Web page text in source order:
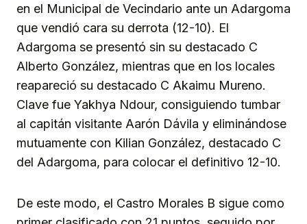
en el Municipal de Vecindario ante un Adargoma
que vendió cara su derrota (12-10). El
Adargoma se presentó sin su destacado C
Alberto González, mientras que en los locales
reapareció su destacado C Akaimu Mureno.
Clave fue Yakhya Ndour, consiguiendo tumbar
al capitán visitante Aarón Dávila y eliminándose
mutuamente con Kilian González, destacado C
del Adargoma, para colocar el definitivo 12-10.
De este modo, el Castro Morales B sigue como